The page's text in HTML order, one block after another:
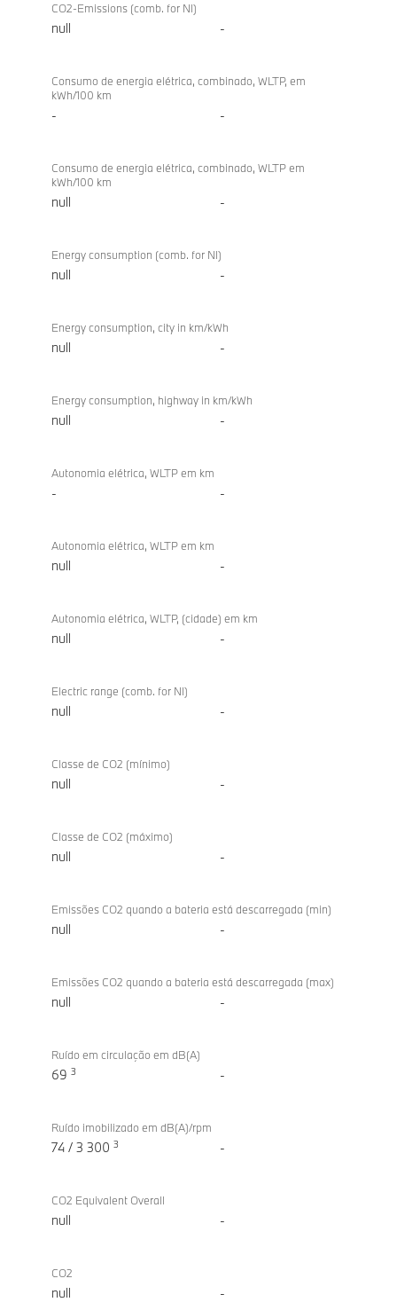
CO2-Emissions (comb. for NI)
null -
Consumo de energia elétrica, combinado, WLTP, em
kWh/100 km
- -
Consumo de energia elétrica, combinado, WLTP em
kWh/100 km
null -
Energy consumption (comb. for NI)
null -
Energy consumption, city in km/kWh
null -
Energy consumption, highway in km/kWh
null -
Autonomia elétrica, WLTP em km
- -
Autonomia elétrica, WLTP em km
null -
Autonomia elétrica, WLTP, (cidade) em km
null -
Electric range (comb. for NI)
null -
Classe de CO2 (mínimo)
null -
Classe de CO2 (máximo)
null -
Emissões CO2 quando a bateria está descarregada (min)
null -
Emissões CO2 quando a bateria está descarregada (max)
null -
Ruído em circulação em dB(A)
69 3 -
Ruído imobilizado em dB(A)/rpm
74 / 3 300 3 -
CO2 Equivalent Overall
null -
CO2
null -